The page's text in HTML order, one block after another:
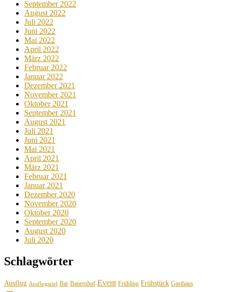
September 2022
August 2022
Juli 2022
Juni 2022
Mai 2022
April 2022
März 2022
Februar 2022
Januar 2022
Dezember 2021
November 2021
Oktober 2021
September 2021
August 2021
Juli 2021
Juni 2021
Mai 2021
April 2021
März 2021
Februar 2021
Januar 2021
Dezember 2020
November 2020
Oktober 2020
September 2020
August 2020
Juli 2020
Schlagwörter
Ausflug Ausflugsziel Bar Bauernhof Event Frühling Frühstück Gasthaus